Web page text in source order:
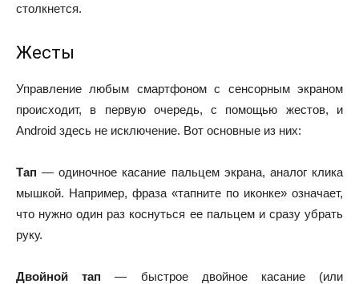
столкнется.
Жесты
Управление любым смартфоном с сенсорным экраном
происходит, в первую очередь, с помощью жестов, и
Android здесь не исключение. Вот основные из них:
Тап — одиночное касание пальцем экрана, аналог клика
мышкой. Например, фраза «тапните по иконке» означает,
что нужно один раз коснуться ее пальцем и сразу убрать
руку.
Двойной тап — быстрое двойное касание (или